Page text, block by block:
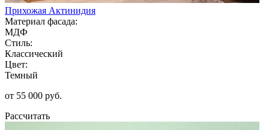
Прихожая Актинидия
Материал фасада:
МДФ
Стиль:
Классический
Цвет:
Темный
от 55 000 руб.
Рассчитать